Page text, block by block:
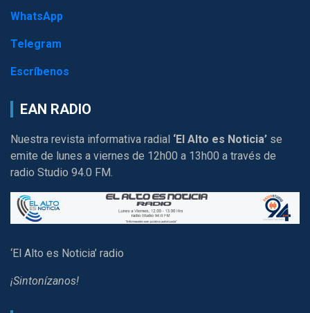
WhatsApp
Telegram
Escríbenos
EAN RADIO
Nuestra revista informativa radial ‘El Alto es Noticia’ se
emite de lunes a viernes de 12h00 a 13h00 a través de
radio Studio 94.0 FM.
‘El Alto es Noticia’ radio
¡Sintonízanos!